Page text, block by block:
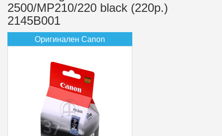
2500/MP210/220 black (220p.)
2145B001
Оригинален Canon